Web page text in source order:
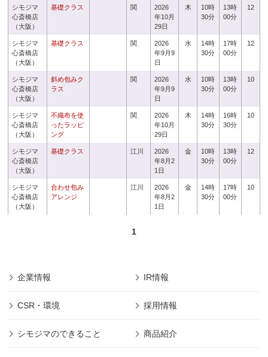
シモジマ
心斎橋店
（大阪）
基礎クラス 関
2026
年10月
29日
木
10時
30分
13時
00分
12
シモジマ
心斎橋店
（大阪）
基礎クラス 関
2026
年9月9
日
水
14時
30分
17時
00分
12
シモジマ
心斎橋店
（大阪）
斜め包みク
ラス
関
2026
年9月9
日
水
10時
30分
13時
00分
10
シモジマ
心斎橋店
（大阪）
不織布を使
ったラッピ
ング
関
2026
年10月
29日
木
14時
30分
16時
30分
10
シモジマ
心斎橋店
（大阪）
基礎クラス 江川
2026
年8月2
1日
金
10時
30分
13時
00分
12
シモジマ
心斎橋店
（大阪）
合わせ包み
アレンジ
江川
2026
年8月2
1日
金
14時
30分
17時
00分
10
1
企業情報 IR情報
CSR・環境 採用情報
シモジマのできること 商品紹介